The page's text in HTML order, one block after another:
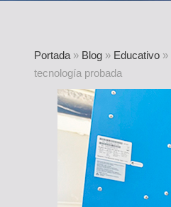
Portada » Blog » Educativo »
tecnología probada